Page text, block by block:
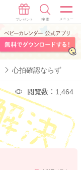
心拍確認ならず
閲覧数：1,464